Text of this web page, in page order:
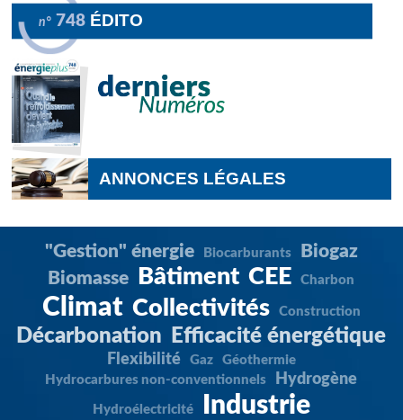
n° 748 ÉDITO
ANNONCES LÉGALES
"Gestion" énergie Biocarburants
Biogaz
Biomasse
Bâtiment CEE Charbon
Climat Collectivités Construction
Décarbonation Efficacité énergétique
Flexibilité Gaz
Géothermie
Hydrocarbures non-conventionnels
Hydrogène
Hydroélectricité Industrie